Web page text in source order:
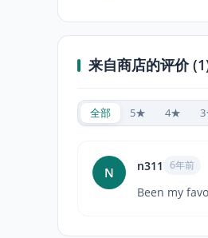
来自商店的评价
全部 5★ 4★
N n311 6年前
Been my